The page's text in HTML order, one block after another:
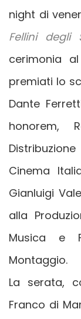
night di
Fellini degli
cerimonia
premiati lo
Dante
honorem,
Cinema
Gianluigi
alla
Musica e
Montaggio.
La serata,
Franco di